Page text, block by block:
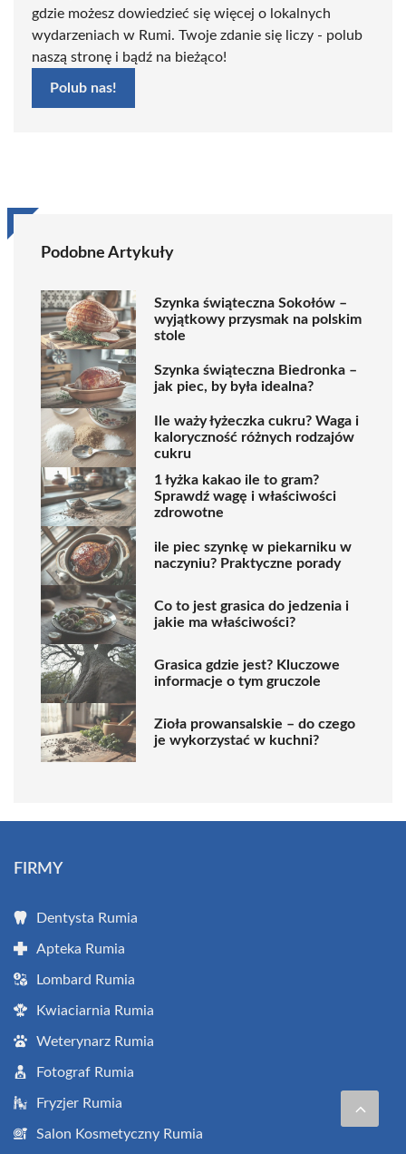
gdzie możesz dowiedzieć się więcej o lokalnych
wydarzeniach w Rumi. Twoje zdanie się liczy - polub
naszą stronę i bądź na bieżąco!
Polub nas!
Podobne Artykuły
Szynka świąteczna Sokołów –
wyjątkowy przysmak na polskim
stole
Szynka świąteczna Biedronka –
jak piec, by była idealna?
Ile waży łyżeczka cukru? Waga i
kaloryczność różnych rodzajów
cukru
1 łyżka kakao ile to gram?
Sprawdź wagę i właściwości
zdrowotne
ile piec szynkę w piekarniku w
naczyniu? Praktyczne porady
Co to jest grasica do jedzenia i
jakie ma właściwości?
Grasica gdzie jest? Kluczowe
informacje o tym gruczole
Zioła prowansalskie – do czego
je wykorzystać w kuchni?
FIRMY
Dentysta Rumia
Apteka Rumia
Lombard Rumia
Kwiaciarnia Rumia
Weterynarz Rumia
Fotograf Rumia
Fryzjer Rumia
Salon Kosmetyczny Rumia